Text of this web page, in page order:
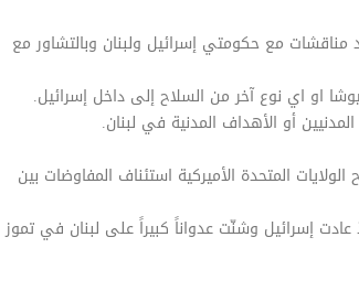
مناقشات مع حكومتي إسرائيل ولبنان وبالتشاور مع
او اي نوع آخر من السلاح إلى داخل إسرائيل.
أو الأهداف المدنية في لبنان.
المتحدة الأميركية استئناف المفاوضات بين
إسرائيل وشنّت عدواناً كبيراً على لبنان في تموز